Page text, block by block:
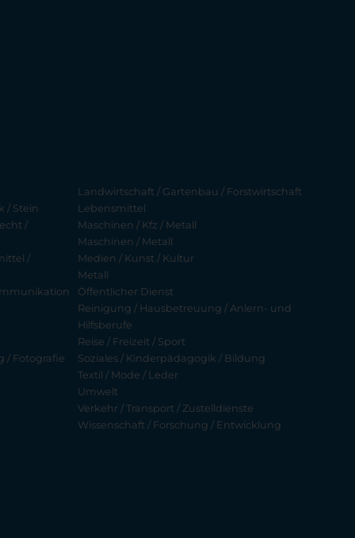
/ Stein
/
/
/ Fotografie
Landwirtschaft / Gartenbau / Forstwirtschaft
Lebensmittel
Maschinen / Kfz / Metall
Maschinen / Metall
Medien / Kunst / Kultur
Metall
Öffentlicher Dienst
Reinigung / Hausbetreuung / Anlern- und
Hilfsberufe
Reise / Freizeit / Sport
Soziales / Kinderpädagogik / Bildung
Textil / Mode / Leder
Umwelt
Verkehr / Transport / Zustelldienste
Wissenschaft / Forschung / Entwicklung